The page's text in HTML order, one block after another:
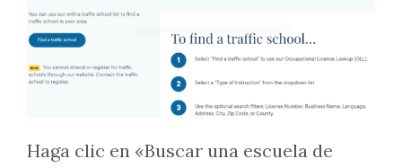
Haga clic en «Buscar una escuela de